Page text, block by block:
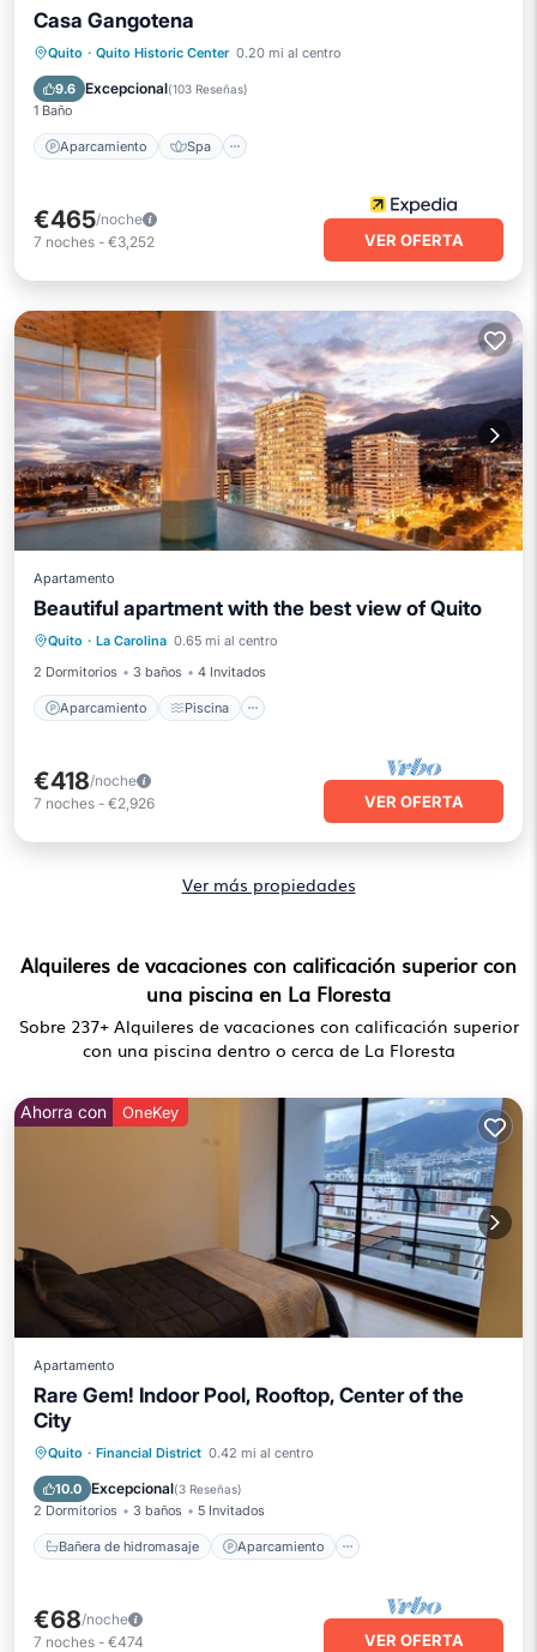
Casa Gangotena
Quito · Quito Historic Center 0.20 mi al centro
9.6 Excepcional(103 Reseñas)
1 Baño
Aparcamiento Spa
Aparcamiento Spa
Balcón/Terraza
Aire acondicionado
€465/noche
7 noches - €3,252 VER OFERTA
Apartamento
Beautiful apartment with the best view of Quito
Quito · La Carolina 0.65 mi al centro
2 Dormitorios
3 baños 4 Invitados
Aparcamiento Piscina
Aparcamiento
Piscina
Balcón/Terraza
Cocina
€418/noche
7 noches - €2,926 VER OFERTA
Ver más propiedades
Alquileres de vacaciones con calificación superior con
una piscina en La Floresta
Sobre 237+ Alquileres de vacaciones con calificación superior
con una piscina dentro o cerca de La Floresta
Ahorra con OneKey
Apartamento
Rare Gem! Indoor Pool, Rooftop, Center of the
City
Quito · Financial District 0.42 mi al centro
10.0 Excepcional(3 Reseñas)
2 Dormitorios 3 baños 5 Invitados
Bañera de hidromasaje Aparcamiento
Bañera de hidromasaje
Aparcamiento
Piscina
Spa
€68/noche
7 noches - €474 VER OFERTA